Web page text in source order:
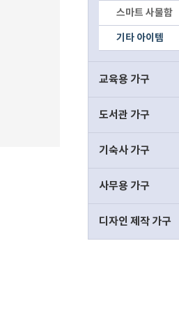
스마트 사물함
기타 아이템
교육용 가구
도서관 가구
기숙사 가구
사무용 가구
디자인 제작 가구